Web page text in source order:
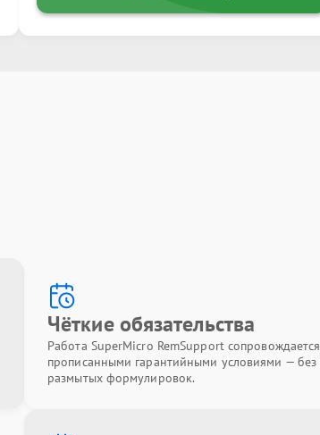
Чёткие обязательства
Работа SuperMicro RemSupport сопровождается
прописанными гарантийными условиями — без
размытых формулировок.